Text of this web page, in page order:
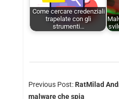
Come cercare credenziali
trapelate con gli
strumenti…
Previous Post: RatMilad
malware che spia